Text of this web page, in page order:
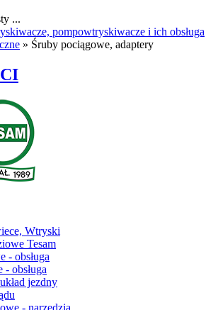
...
pompowtryskiwacze i ich obsługa
» Śruby pociągowe, adaptery
Wtryski
Tesam
- obsługa
- obsługa
jezdny
- narzędzia